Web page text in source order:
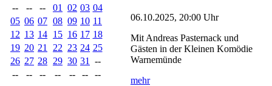
--
-- -- 01 02 03 04
05 06 07 08 09 10 11
12 13 14 15 16 17 18
19 20 21 22 23 24 25
26 27 28 29 30 31
--
--
-- -- -- -- -- --
06.10.2025, 20:00 Uhr
Mit Andreas Pasternack und
Gästen in der Kleinen Komödie
Warnemünde
mehr